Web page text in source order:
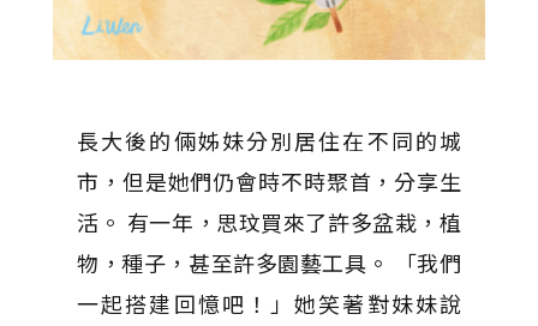
長大後的倆姊妹分別居住在不同的城
市，但是她們仍會時不時聚首，分享生
活。 有一年，思玟買來了許多盆栽，植
物，種子，甚至許多園藝工具。 「我們
一起搭建回憶吧！」她笑著對妹妹說